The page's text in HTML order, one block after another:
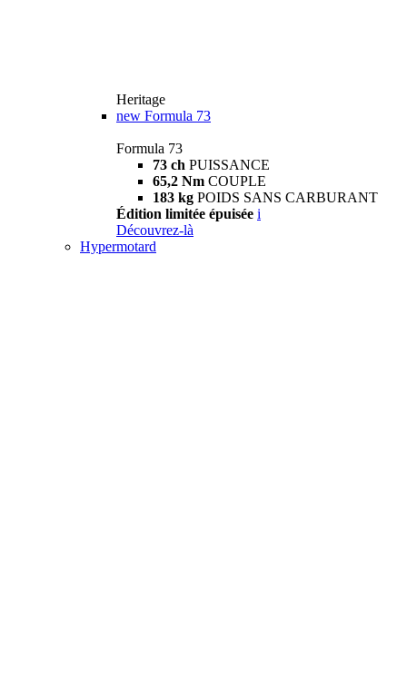
Heritage
new Formula 73
Formula 73
73 ch PUISSANCE
65,2 Nm COUPLE
183 kg POIDS SANS CARBURANT
Édition limitée épuisée i
Découvrez-là
Hypermotard